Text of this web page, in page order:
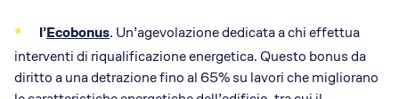
l’Ecobonus. Un’agevolazione dedicata a chi effettua
interventi di riqualificazione energetica. Questo bonus da
diritto a una detrazione fino al 65% su lavori che migliorano